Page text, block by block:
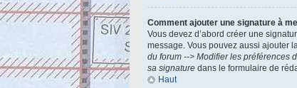
Comment ajouter une signature à
Vous devez d’abord créer une
message. Vous pouvez aussi ajouter
du forum --> Modifier les préférences
sa signature dans le formulaire de
Haut